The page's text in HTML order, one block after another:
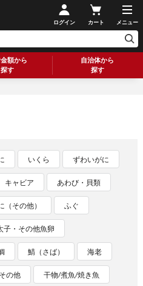
ログイン カート メニュー
額から
探す
自治体から
探す
いくら ずわいがに
キャビア あわび・貝類
（その他） ふぐ
子・その他魚卵
鯖（さば） 海老
その他 干物/煮魚/焼き魚